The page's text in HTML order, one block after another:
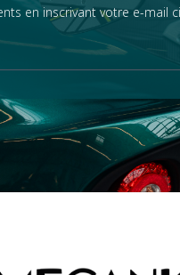
en inscrivant votre e-mail